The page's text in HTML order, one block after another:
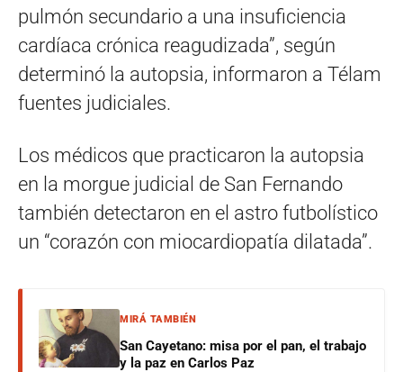
pulmón secundario a una insuficiencia
cardíaca crónica reagudizada”, según
determinó la autopsia, informaron a Télam
fuentes judiciales.
Los médicos que practicaron la autopsia
en la morgue judicial de San Fernando
también detectaron en el astro futbolístico
un “corazón con miocardiopatía dilatada”.
MIRÁ TAMBIÉN
San Cayetano: misa por el pan, el trabajo
y la paz en Carlos Paz